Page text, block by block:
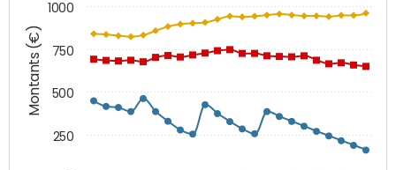
Montants (€)
250
500
750
1000